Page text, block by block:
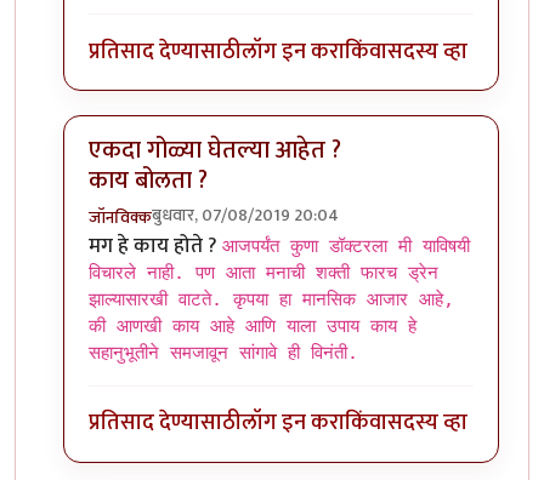
प्रतिसाद देण्यासाठीलॉग इन कराकिंवासदस्य व्हा
एकदा गोळ्या घेतल्या आहेत ?
काय बोलता ?
जॉनविक्कबुधवार, 07/08/2019 20:04
In reply toशक्तिमान सिरियल मधली गीता.byतमराज
मग हे काय होते ? आजपर्यंत कुणा डॉक्टरला मी याविषयी
विचारले नाही. पण आता मनाची शक्ती फारच ड्रेन
झाल्यासारखी वाटते. कृपया हा मानसिक आजार आहे,
की आणखी काय आहे आणि याला उपाय काय हे
सहानुभूतीने समजावून सांगावे ही विनंती.
प्रतिसाद देण्यासाठीलॉग इन कराकिंवासदस्य व्हा